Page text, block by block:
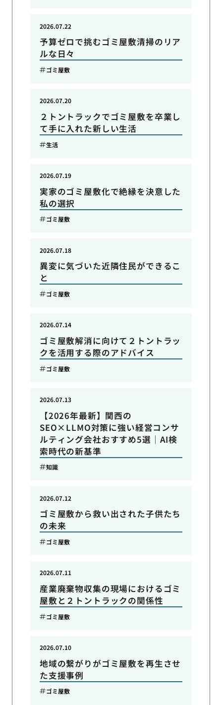
予算ゼロで挑むゴミ屋敷清掃のリア
ルな日々
2026.07.22
ゴミ屋敷
２トントラックでゴミ屋敷を卒業し
て手に入れた新しい生活
2026.07.20
生活
実家のゴミ屋敷化で絶縁を決意した
私の選択
2026.07.19
ゴミ屋敷
異変に気づいた近隣住民ができるこ
と
2026.07.18
ゴミ屋敷
ゴミ屋敷解消に向けて２トントラッ
クを活用する際のアドバイス
2026.07.14
ゴミ屋敷
【2026年最新】関西の
SEO×LLMO対策に強い経営コンサ
ルティング会社おすすめ5選｜AI検
索時代の新基準
2026.07.13
知識
ゴミ屋敷から救い出された子供たち
の未来
2026.07.12
ゴミ屋敷
産業廃棄物収集の現場におけるゴミ
屋敷と２トントラックの関係性
2026.07.11
ゴミ屋敷
地域の繋がりがゴミ屋敷を再生させ
た支援事例
2026.07.10
ゴミ屋敷